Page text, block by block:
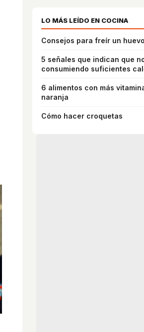
LO MÁS LEÍDO EN COCINA
Consejos para freír un huevo
5 señales que indican que
consumiendo suficientes
6 alimentos con más
naranja
Cómo hacer croquetas